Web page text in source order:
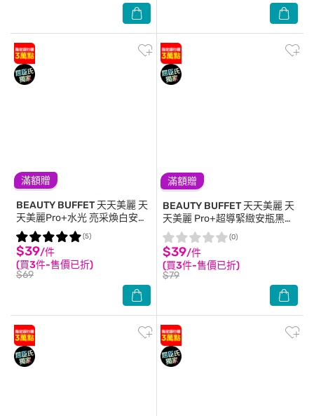
滿額贈
BEAUTY BUFFET 天天美麗 天
天美麗Pro+水光 亮采煥白安瓶
面膜(單片)
$39/件
(買3件-售價已折)
$69
(5)
滿額贈
BEAUTY BUFFET 天天美麗 天
天美麗 Pro+超導緊緻安瓶黑面
膜 單片
$39/件
(買3件-售價已折)
$79
(0)